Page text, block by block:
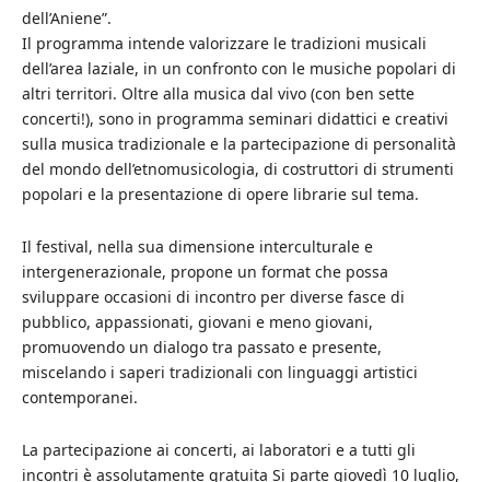
dell’Aniene”.
Il programma intende valorizzare le tradizioni musicali
dell’area laziale, in un confronto con le musiche popolari di
altri territori. Oltre alla musica dal vivo (con ben sette
concerti!), sono in programma seminari didattici e creativi
sulla musica tradizionale e la partecipazione di personalità
del mondo dell’etnomusicologia, di costruttori di strumenti
popolari e la presentazione di opere librarie sul tema.
Il festival, nella sua dimensione interculturale e
intergenerazionale, propone un format che possa
sviluppare occasioni di incontro per diverse fasce di
pubblico, appassionati, giovani e meno giovani,
promuovendo un dialogo tra passato e presente,
miscelando i saperi tradizionali con linguaggi artistici
contemporanei.
La partecipazione ai concerti, ai laboratori e a tutti gli
incontri è assolutamente gratuita Si parte giovedì 10 luglio,